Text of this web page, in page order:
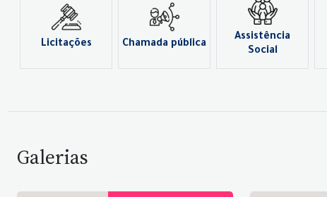
Licitações Chamada pública
Assistência
Social
Galerias